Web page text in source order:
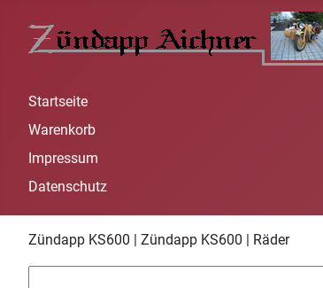
Startseite
Warenkorb
Impressum
Datenschutz
Zündapp KS600 | Zündapp KS600 | Räder